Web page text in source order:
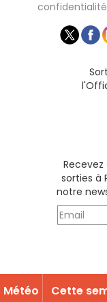
confidentialité
sorties à
notre
Météo Cette